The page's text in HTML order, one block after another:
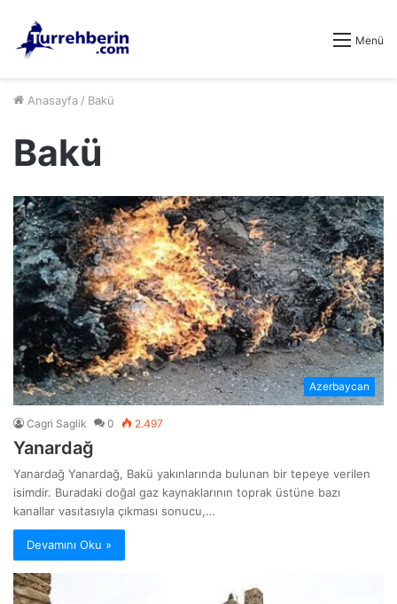
Menü
Anasayfa / Bakü
Bakü
Azerbaycan
Cagri Saglik 0 2.497
Yanardağ
Yanardağ Yanardağ, Bakü yakınlarında bulunan bir tepeye verilen
isimdir. Buradaki doğal gaz kaynaklarının toprak üstüne bazı
kanallar vasıtasıyla çıkması sonucu,…
Devamını Oku »